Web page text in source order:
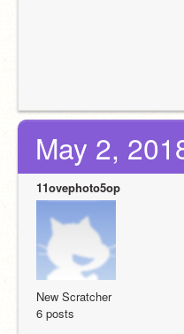
May 2,
11ovephoto5op
New Scratcher
6 posts